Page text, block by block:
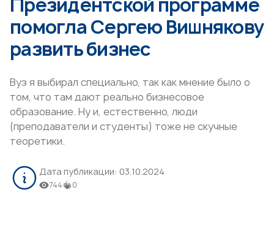
помогла Сергею Вишнякову
развить бизнес
Вуз я выбирал специально, так как мнение было о
том, что там дают реально бизнесовое
образование. Ну и, естественно, люди
(преподаватели и студенты) тоже не скучные
теоретики.
Дата публикации: 03.10.2024
744 0